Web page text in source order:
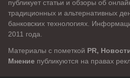
публикует статьи и обзоры об
традиционных и альтернативных
банковских технологиях.
2011 года.
Материалы с пометкой PR,
Мнение публикуются на правах